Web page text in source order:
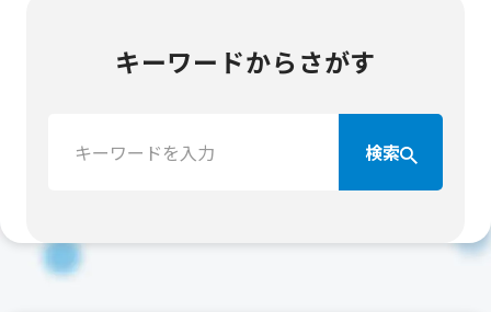
キーワードからさがす
索：
検索